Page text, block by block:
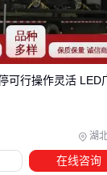
垂直起降适应仓
固定翼巡航保证
植保作业中最
制得到明显改善
匀，这对高价值
巡检场景往往
湖
可行操作灵活 LED
在线咨询